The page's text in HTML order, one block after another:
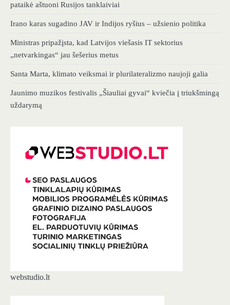
pataikė aštuoni Rusijos tanklaiviai
Irano karas sugadino JAV ir Indijos ryšius – užsienio politika
Ministras pripažįsta, kad Latvijos viešasis IT sektorius
„netvarkingas“ jau šešerius metus
Santa Marta, klimato veiksmai ir plurilateralizmo naujoji galia
Jaunimo muzikos festivalis „Šiauliai gyvai“ kviečia į triukšmingą
uždarymą
webstudio.lt